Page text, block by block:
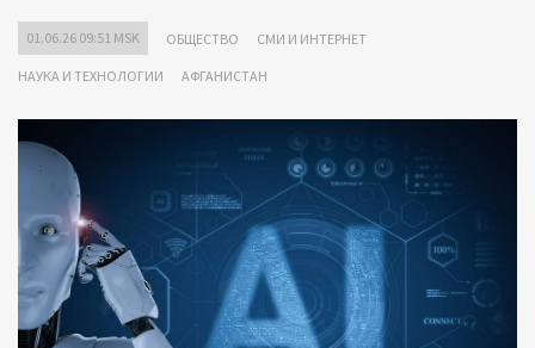
01.06.26 09:51 MSK ОБЩЕСТВО СМИ И ИНТЕРНЕТ
НАУКА И ТЕХНОЛОГИИ АФГАНИСТАН